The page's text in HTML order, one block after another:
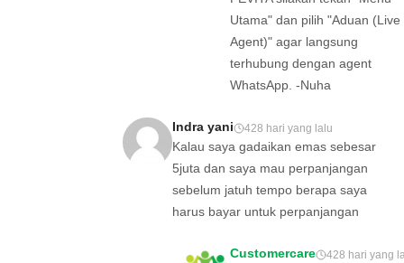
Utama" dan pilih "Aduan (Live
Agent)" agar langsung
terhubung dengan agent
WhatsApp. -Nuha
Indra yani 428 hari yang lalu
Kalau saya gadaikan emas sebesar
5juta dan saya mau perpanjangan
sebelum jatuh tempo berapa saya
harus bayar untuk perpanjangan
Customercare 428 hari yang